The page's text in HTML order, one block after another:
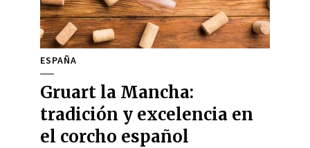
ESPAÑA
Gruart la Mancha:
tradición y excelencia en
el corcho español